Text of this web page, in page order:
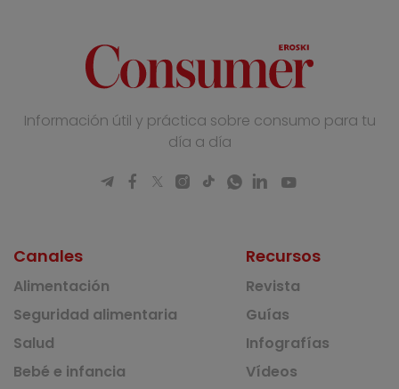
Información útil y práctica sobre consumo para tu
día a día
Canales
Alimentación
Seguridad alimentaria
Salud
Bebé e infancia
Recursos
Revista
Guías
Infografías
Vídeos